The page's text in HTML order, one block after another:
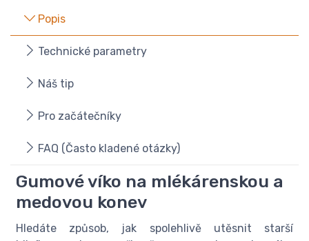
Popis
Technické parametry
Náš tip
Pro začátečníky
FAQ (Často kladené otázky)
Gumové víko na mlékárenskou a
medovou konev
Hledáte způsob, jak spolehlivě utěsnit starší